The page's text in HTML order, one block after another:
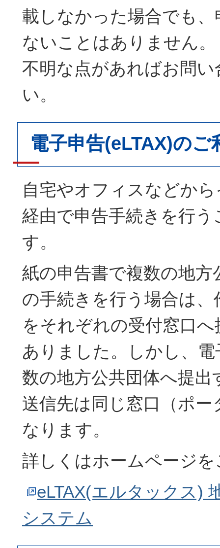
載しなかった場合でも
ないことはありません。
不明な点があればお問
い。
電子申告(eLTAX)のご
自宅やオフィスなどか
経由で申告手続きを行
す。
紙の申告書で複数の地方
の手続きを行う場合は、
をそれぞれの受付窓口
ありました。しかし、
数の地方公共団体へ提出
送信先は同じ窓口（ポ
なります。
詳しくはホームページ
eLTAX(エルタックス)
システム